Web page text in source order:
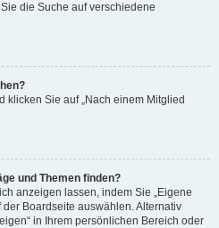
die Suche auf verschiedene
klicken Sie auf „Nach einem Mitglied
und Themen finden?
anzeigen lassen, indem Sie „Eigene
Boardseite auswählen. Alternativ
in Ihrem persönlichen Bereich oder